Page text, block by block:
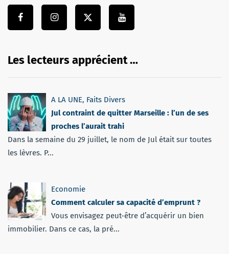
Les lecteurs apprécient …
A LA UNE, Faits Divers
Jul contraint de quitter Marseille : l’un de ses
proches l’aurait trahi
Dans la semaine du 29 juillet, le nom de Jul était sur toutes
les lèvres. P...
Economie
Comment calculer sa capacité d’emprunt ?
Vous envisagez peut-être d’acquérir un bien
immobilier. Dans ce cas, la pré...